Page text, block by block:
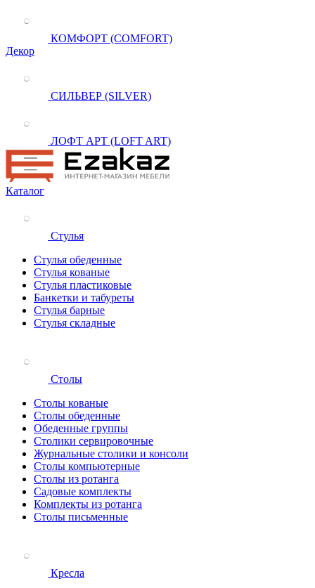
КОМФОРТ (COMFORT)
Декор
СИЛЬВЕР (SILVER)
ЛОФТ АРТ (LOFT ART)
Каталог
Стулья
Стулья обеденные
Стулья кованые
Стулья пластиковые
Банкетки и табуреты
Стулья барные
Стулья складные
Столы
Столы кованые
Столы обеденные
Обеденные группы
Столики сервировочные
Журнальные столики и консоли
Столы компьютерные
Столы из ротанга
Садовые комплекты
Комплекты из ротанга
Столы письменные
Кресла